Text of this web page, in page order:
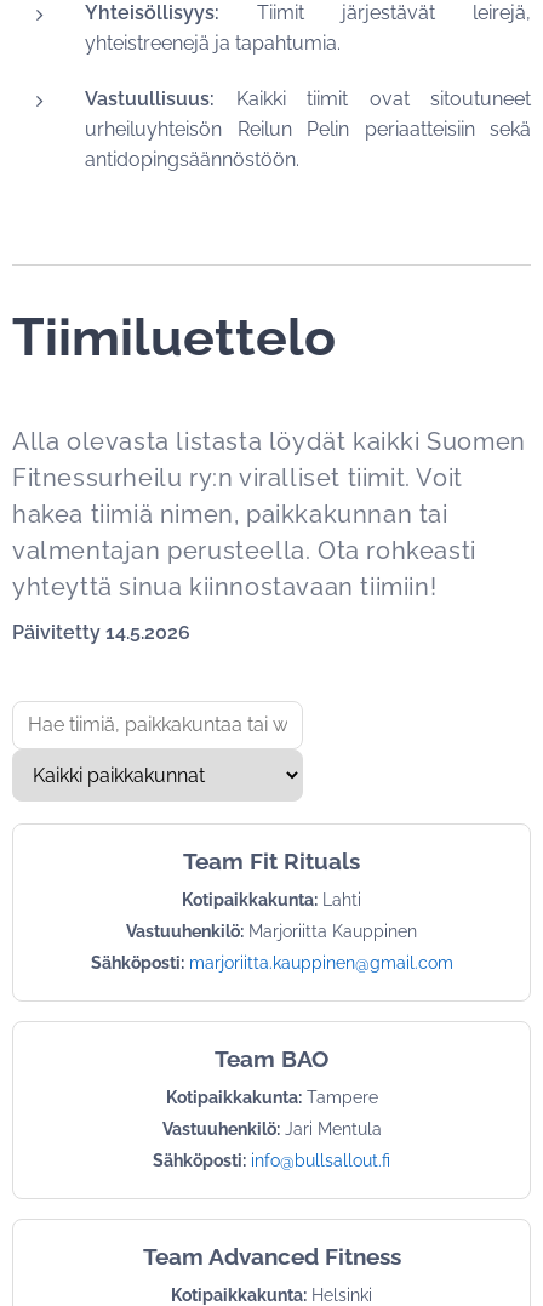
Yhteisöllisyys: Tiimit järjestävät leirejä,
yhteistreenejä ja tapahtumia.
Vastuullisuus: Kaikki tiimit ovat sitoutuneet
urheiluyhteisön Reilun Pelin periaatteisiin sekä
antidopingsäännöstöön.
Tiimiluettelo
Alla olevasta listasta löydät kaikki Suomen
Fitnessurheilu ry:n viralliset tiimit. Voit
hakea tiimiä nimen, paikkakunnan tai
valmentajan perusteella. Ota rohkeasti
yhteyttä sinua kiinnostavaan tiimiin!
Päivitetty 14.5.2026
Team Fit Rituals
Kotipaikkakunta: Lahti
Vastuuhenkilö: Marjoriitta Kauppinen
Sähköposti: marjoriitta.kauppinen@gmail.com
Team BAO
Kotipaikkakunta:Tampere
Vastuuhenkilö:Jari Mentula
Sähköposti: info@bullsallout.fi
Team Advanced Fitness
Kotipaikkakunta: Helsinki